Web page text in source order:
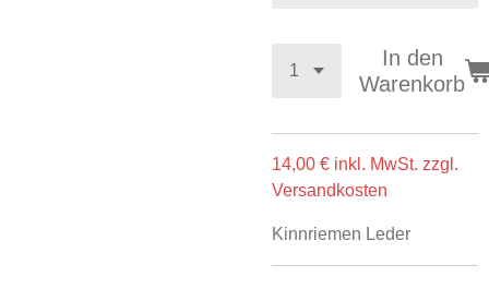
In den
Warenkorb
14,00 € inkl. MwSt. zzgl.
Versandkosten
Kinnriemen Leder